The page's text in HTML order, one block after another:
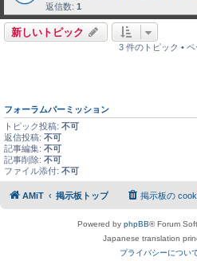
返信数: 1
新しいトピック
3 件のトピック • ペ
フォーラムパーミッション
トピック投稿: 不可
返信投稿: 不可
記事編集: 不可
記事削除: 不可
ファイル添付: 不可
AMiT 掲示板トップ 掲示板の
Powered by phpBB® Forum
Japanese translation
プライバシーについ